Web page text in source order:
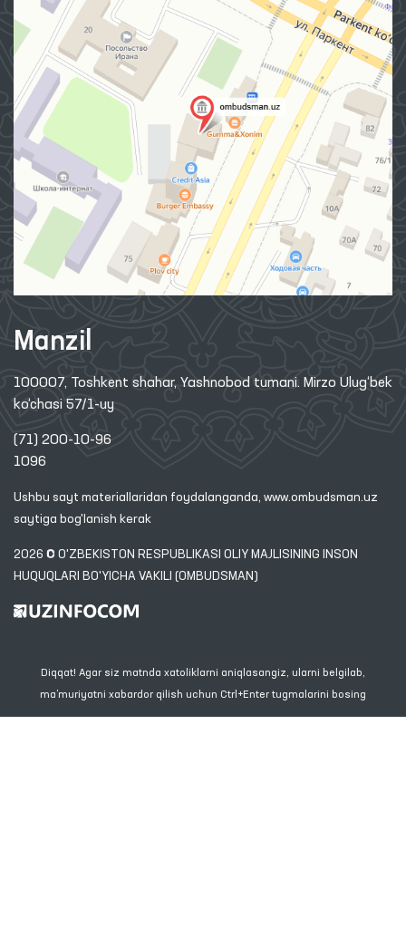
Manzil
100007, Toshkent shahar, Yashnobod tumani. Mirzo Ulug‘bek
ko‘chasi 57/1-uy
(71) 200-10-96
1096
Ushbu sayt materiallaridan foydalanganda, www.ombudsman.uz
saytiga bog'lanish kerak
2026 © O'ZBEKISTON RESPUBLIKASI OLIY MAJLISINING INSON
HUQUQLARI BO'YICHA VAKILI (OMBUDSMAN)
Diqqat! Agar siz matnda xatoliklarni aniqlasangiz, ularni belgilab,
ma’muriyatni xabardor qilish uchun Ctrl+Enter tugmalarini bosing